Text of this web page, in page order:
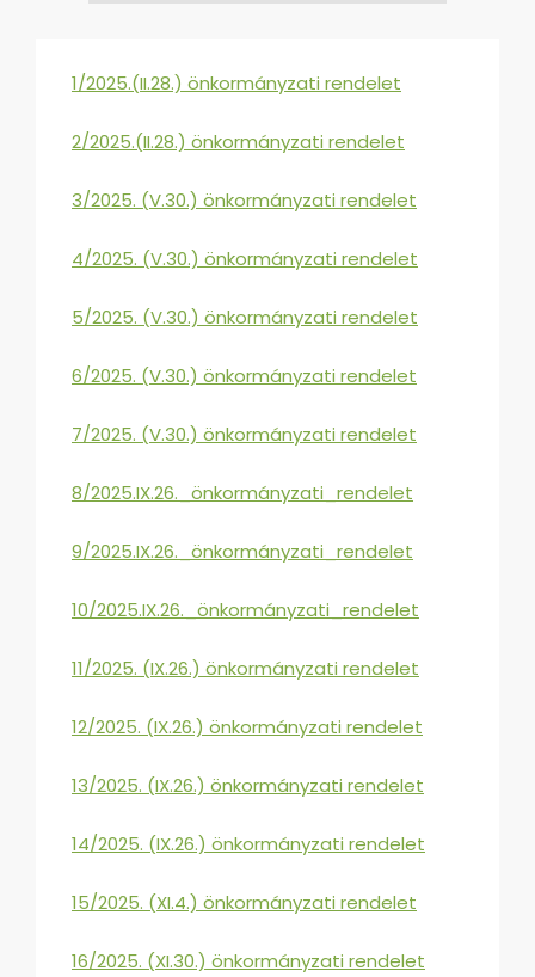
1/2025.(II.28.) önkormányzati rendelet
2/2025.(II.28.) önkormányzati rendelet
3/2025. (V.30.) önkormányzati rendelet
4/2025. (V.30.) önkormányzati rendelet
5/2025. (V.30.) önkormányzati rendelet
6/2025. (V.30.) önkormányzati rendelet
7/2025. (V.30.) önkormányzati rendelet
8/2025.IX.26._önkormányzati_rendelet
9/2025.IX.26._önkormányzati_rendelet
10/2025.IX.26._önkormányzati_rendelet
11/2025. (IX.26.) önkormányzati rendelet
12/2025. (IX.26.) önkormányzati rendelet
13/2025. (IX.26.) önkormányzati rendelet
14/2025. (IX.26.) önkormányzati rendelet
15/2025. (XI.4.) önkormányzati rendelet
16/2025. (XI.30.) önkormányzati rendelet